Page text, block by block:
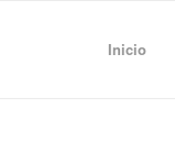
Inicio